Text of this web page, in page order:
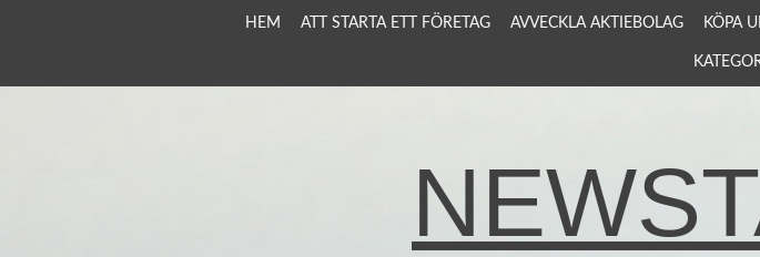
HEM ATT STARTA ETT FÖRETAG AVVECKLA AKTIEBOLAG KÖPA